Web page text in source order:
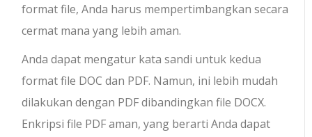
format file, Anda harus mempertimbangkan secara
cermat mana yang lebih aman.
Anda dapat mengatur kata sandi untuk kedua
format file DOC dan PDF. Namun, ini lebih mudah
dilakukan dengan PDF dibandingkan file DOCX.
Enkripsi file PDF aman, yang berarti Anda dapat